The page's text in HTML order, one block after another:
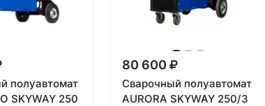
полуавтомат
SKYWAY 250
80 600
Сварочный полуавтомат
AURORA SKYWAY 250/3